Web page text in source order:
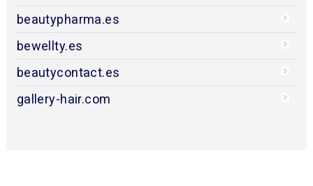
beautypharma.es
bewellty.es
beautycontact.es
gallery-hair.com